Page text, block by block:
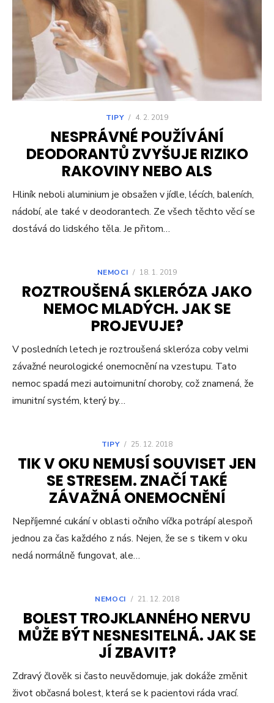
TIPY / 4. 2. 2019
NESPRÁVNÉ POUŽÍVÁNÍ
DEODORANTŮ ZVYŠUJE RIZIKO
RAKOVINY NEBO ALS
Hliník neboli aluminium je obsažen v jídle, lécích, baleních,
nádobí, ale také v deodorantech. Ze všech těchto věcí se
dostává do lidského těla. Je přitom…
NEMOCI / 18. 1. 2019
ROZTROUŠENÁ SKLERÓZA JAKO
NEMOC MLADÝCH. JAK SE
PROJEVUJE?
V posledních letech je roztroušená skleróza coby velmi
závažné neurologické onemocnění na vzestupu. Tato
nemoc spadá mezi autoimunitní choroby, což znamená, že
imunitní systém, který by…
TIPY / 25. 12. 2018
TIK V OKU NEMUSÍ SOUVISET JEN
SE STRESEM. ZNAČÍ TAKÉ
ZÁVAŽNÁ ONEMOCNĚNÍ
Nepříjemné cukání v oblasti očního víčka potrápí alespoň
jednou za čas každého z nás. Nejen, že se s tikem v oku
nedá normálně fungovat, ale…
NEMOCI / 21. 12. 2018
BOLEST TROJKLANNÉHO NERVU
MŮŽE BÝT NESNESITELNÁ. JAK SE
JÍ ZBAVIT?
Zdravý člověk si často neuvědomuje, jak dokáže změnit
život občasná bolest, která se k pacientovi ráda vrací.